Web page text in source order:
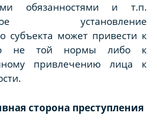
обязанностями и т.п.
установление
субъекта может привести к
не той нормы либо к
привлечению лица к
сторона преступления